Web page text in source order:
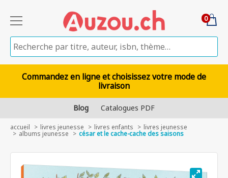
0
Commandez en ligne et choisissez votre mode de
livraison
Blog Catalogues PDF
accueil livres jeunesse livres enfants livres jeunesse
albums jeunesse césar et le cache-cache des saisons